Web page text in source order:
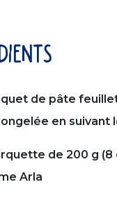
de pâte
en suivant
de 200 g
Arla